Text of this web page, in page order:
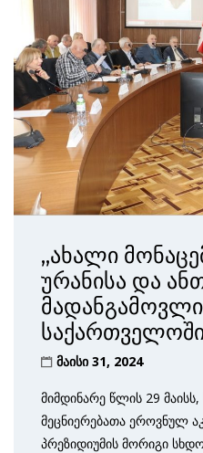
„ახალი
ურანისა და
მაისი 31, 2024
მიმდინარე წლის 29
მეცნიერებათა ეროვნულ
პრეზიდიუმის მორიგი